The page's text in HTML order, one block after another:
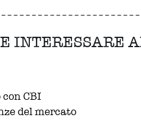
INTERESSARE
CBI
del mercato